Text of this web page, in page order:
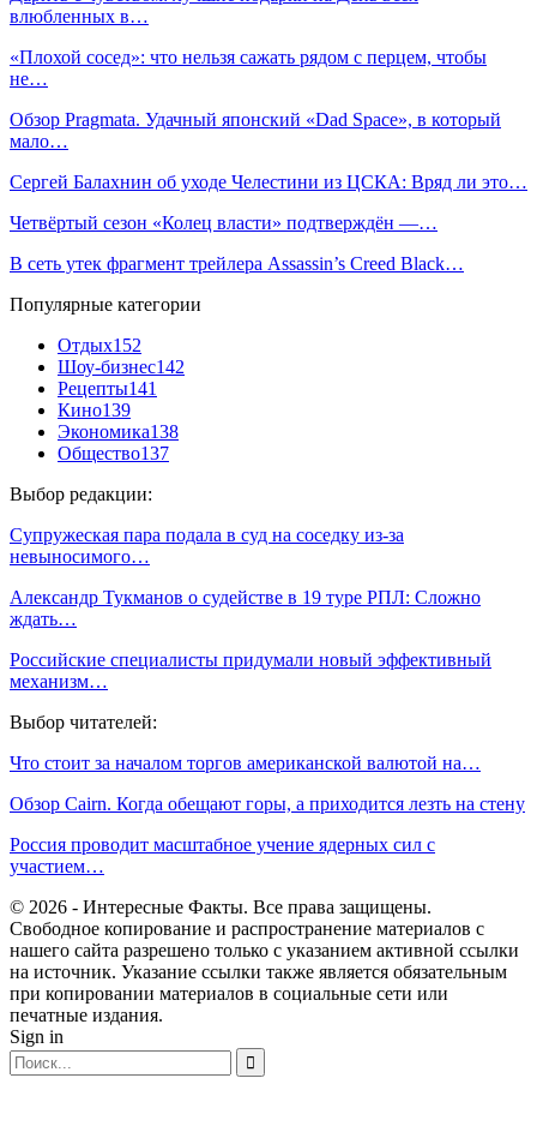
влюбленных в…
«Плохой сосед»: что нельзя сажать рядом с перцем, чтобы
не…
Обзор Pragmata. Удачный японский «Dad Space», в который
мало…
Сергей Балахнин об уходе Челестини из ЦСКА: Вряд ли это…
Четвёртый сезон «Колец власти» подтверждён —…
В сеть утек фрагмент трейлера Assassin’s Creed Black…
Популярные категории
Отдых152
Шоу-бизнес142
Рецепты141
Кино139
Экономика138
Общество137
Выбор редакции:
Супружеская пара подала в суд на соседку из-за
невыносимого…
Александр Тукманов о судействе в 19 туре РПЛ: Сложно
ждать…
Российские специалисты придумали новый эффективный
механизм…
Выбор читателей:
Что стоит за началом торгов американской валютой на…
Обзор Cairn. Когда обещают горы, а приходится лезть на стену
Россия проводит масштабное учение ядерных сил с
участием…
© 2026 - Интересные Факты. Все права защищены.
Свободное копирование и распространение материалов с
нашего сайта разрешено только с указанием активной ссылки
на источник. Указание ссылки также является обязательным
при копировании материалов в социальные сети или
печатные издания.
Sign in